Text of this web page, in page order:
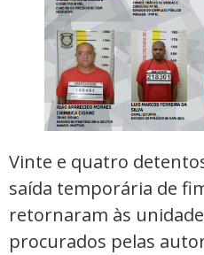
Vinte e quatro
saída temporária de
retornaram às
procurados pelas